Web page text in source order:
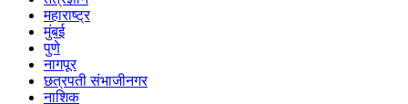
महाराष्ट्र
मुंबई
पुणे
नागपूर
छत्रपती संभाजीनगर
नाशिक